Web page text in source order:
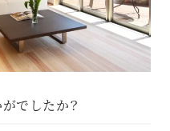
でしたか？